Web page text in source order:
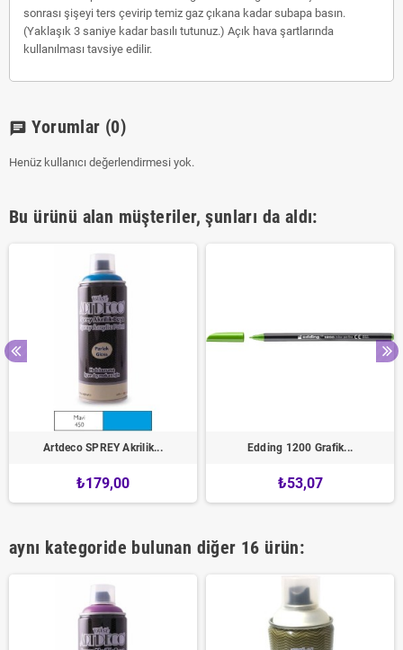
sonrası şişeyi ters çevirip temiz gaz çıkana kadar subapa basın.
(Yaklaşık 3 saniye kadar basılı tutunuz.) Açık hava şartlarında
kullanılması tavsiye edilir.
chat Yorumlar (0)
Henüz kullanıcı değerlendirmesi yok.
Bu ürünü alan müşteriler, şunları da aldı:
Artdeco SPREY Akrilik...
₺179,00
Edding 1200 Grafik...
₺53,07
aynı kategoride bulunan diğer 16 ürün: